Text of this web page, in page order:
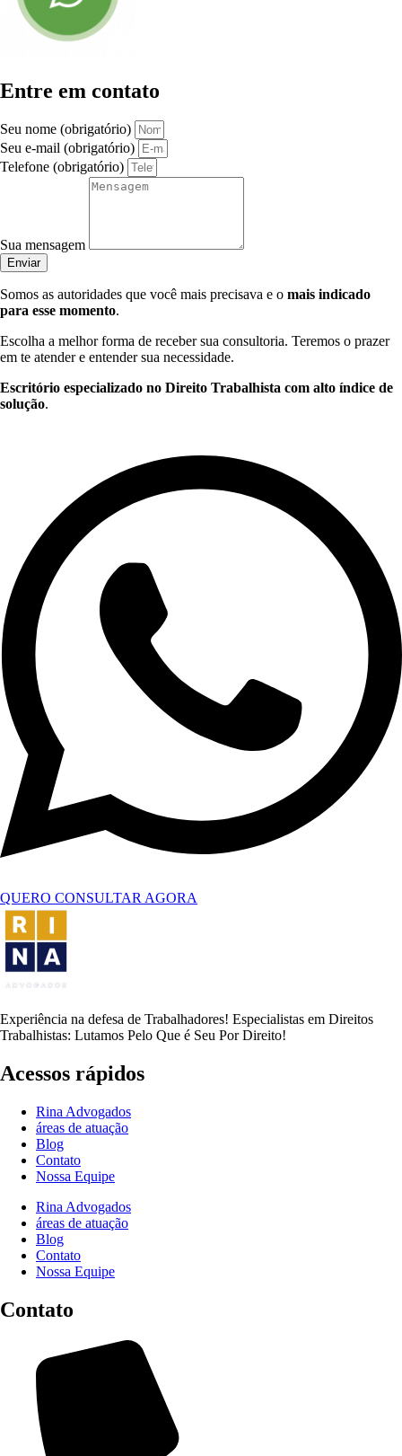
Entre em contato
Seu nome (obrigatório)
Seu e-mail (obrigatório)
Telefone (obrigatório)
Sua mensagem
Enviar
Somos as autoridades que você mais precisava e o mais indicado
para esse momento.
Escolha a melhor forma de receber sua consultoria. Teremos o prazer
em te atender e entender sua necessidade.
Escritório especializado no Direito Trabalhista com alto índice de
solução.
QUERO CONSULTAR AGORA
Experiência na defesa de Trabalhadores! Especialistas em Direitos
Trabalhistas: Lutamos Pelo Que é Seu Por Direito!
Acessos rápidos
Rina Advogados
áreas de atuação
Blog
Contato
Nossa Equipe
Rina Advogados
áreas de atuação
Blog
Contato
Nossa Equipe
Contato